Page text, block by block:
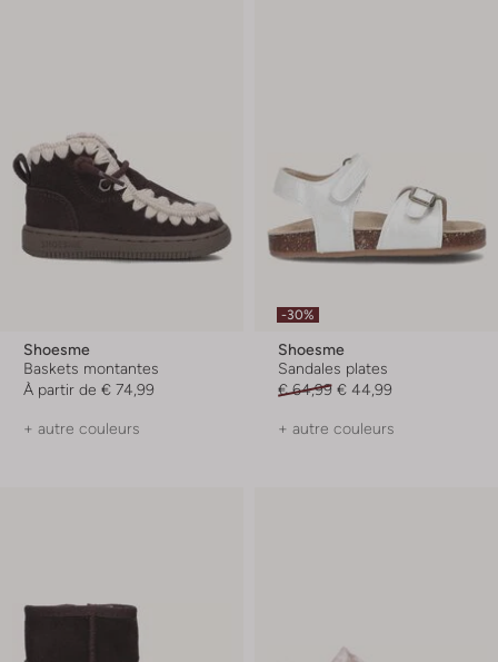
Shoesme
Baskets montantes
À partir de € 74,99
+ autre couleurs
-30%
Shoesme
Sandales plates
€ 64,99 € 44,99
+ autre couleurs